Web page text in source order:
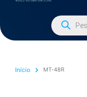
Início MT-48R